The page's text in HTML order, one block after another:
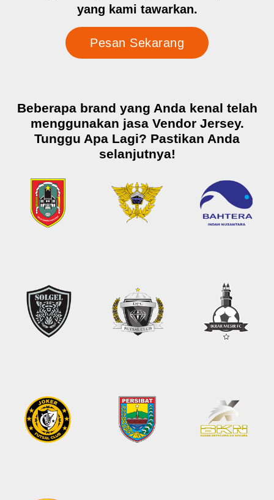
yang kami tawarkan.
Pesan Sekarang
Beberapa brand yang Anda kenal telah
menggunakan jasa Vendor Jersey.
Tunggu Apa Lagi? Pastikan Anda
selanjutnya!